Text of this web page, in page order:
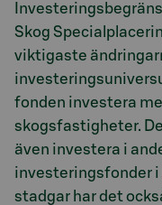
Skog
viktigaste
fonden investera
skogsfastigheter.
även investera i
investeringsfonder i
stadgar har det